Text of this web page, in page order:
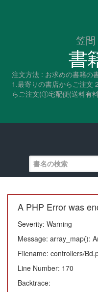
笠間
書
注文方法 : お求めの書籍の
1.最寄りの書店からご注文
らご注文(①宅配便(送料有
A PHP Error was
Severity: Warning
Message: array_map():
Filename: controllers/
Line Number: 170
Backtrace: